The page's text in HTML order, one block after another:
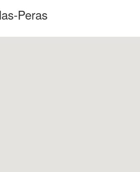
Peras